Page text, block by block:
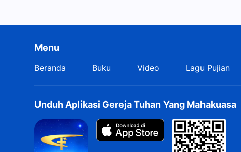
Menu
Beranda Buku Video Lagu Pujian
Unduh Aplikasi Gereja Tuhan Yang Mahakuasa